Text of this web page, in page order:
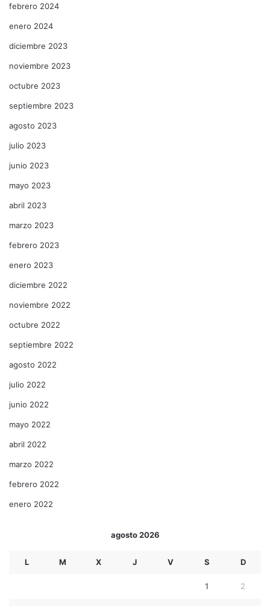
febrero 2024
enero 2024
diciembre 2023
noviembre 2023
octubre 2023
septiembre 2023
agosto 2023
julio 2023
junio 2023
mayo 2023
abril 2023
marzo 2023
febrero 2023
enero 2023
diciembre 2022
noviembre 2022
octubre 2022
septiembre 2022
agosto 2022
julio 2022
junio 2022
mayo 2022
abril 2022
marzo 2022
febrero 2022
enero 2022
agosto 2026
L M X J V S D
1 2